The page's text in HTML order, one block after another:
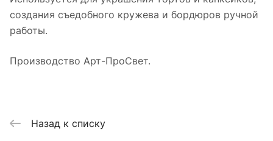
создания съедобного кружева и бордюров ручной
работы.
Производство Арт-ПроСвет.
Назад к списку